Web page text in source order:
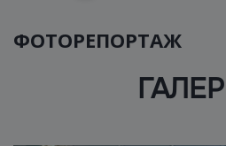
ФОТОРЕПОРТАЖ